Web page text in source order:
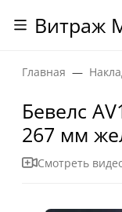
Витраж
Главная
Бевелс
267 мм
Смотреть